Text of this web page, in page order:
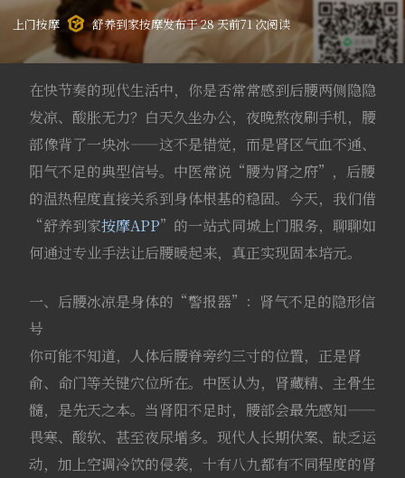
上门按摩 舒养到家按摩发布于 28 天前71 次阅读
在快节奏的现代生活中，你是否常常感到后腰两侧隐隐
发凉、酸胀无力？白天久坐办公，夜晚熬夜刷手机，腰
部像背了一块冰——这不是错觉，而是肾区气血不通、
阳气不足的典型信号。中医常说“腰为肾之府”，后腰
的温热程度直接关系到身体根基的稳固。今天，我们借
“舒养到家按摩APP”的一站式同城上门服务，聊聊如
何通过专业手法让后腰暖起来，真正实现固本培元。
一、后腰冰凉是身体的“警报器”：肾气不足的隐形信
号
你可能不知道，人体后腰脊旁约三寸的位置，正是肾
俞、命门等关键穴位所在。中医认为，肾藏精、主骨生
髓，是先天之本。当肾阳不足时，腰部会最先感知——
畏寒、酸软、甚至夜尿增多。现代人长期伏案、缺乏运
动，加上空调冷饮的侵袭，十有八九都有不同程度的肾